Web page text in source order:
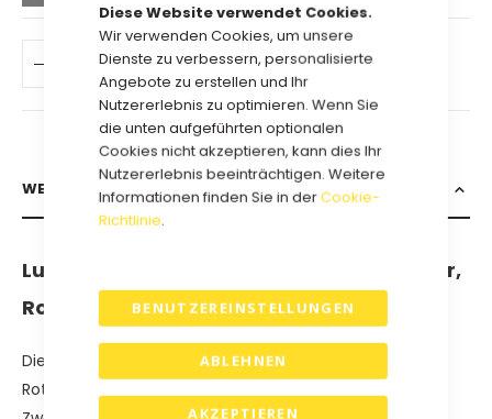
Diese Website verwendet Cookies.
Wir verwenden Cookies, um unsere
Dienste zu verbessern, personalisierte
Angebote zu erstellen und Ihr
Nutzererlebnis zu optimieren. Wenn Sie
die unten aufgeführten optionalen
Cookies nicht akzeptieren, kann dies Ihr
Nutzererlebnis beeinträchtigen. Weitere
Informationen finden Sie in derCookie-
Richtlinie.
AKZEPTIEREN
BENUTZEREINSTELLUNGEN
ABLEHNEN
IN DEN WARENKORB
WEITERE INFORMATIONEN
Luxuriöse Weinverpackung in Gold, Silber,
Rot oder Schwarz - glänzend laminiert.
Die luxuriöse Weinverpackung in glänzend laminiertem
Rot ist die perfekte Kombination aus Stil und